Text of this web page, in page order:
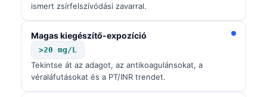
ismert zsírfelszívódási zavarral.
Magas kiegészítő-expozíció
>20 mg/L
Tekintse át az adagot, az antikoagulánsokat, a
véraláfutásokat és a PT/INR trendet.
Slovenščina
Shqip
বাংলা
اردو